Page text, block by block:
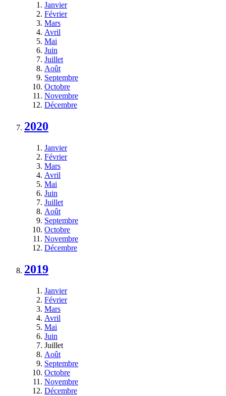
Janvier
Février
Mars
Avril
Mai
Juin
Juillet
Août
Septembre
Octobre
Novembre
Décembre
2020
Janvier
Février
Mars
Avril
Mai
Juin
Juillet
Août
Septembre
Octobre
Novembre
Décembre
2019
Janvier
Février
Mars
Avril
Mai
Juin
Juillet
Août
Septembre
Octobre
Novembre
Décembre